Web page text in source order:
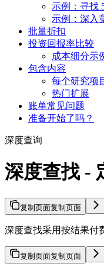
示例：寻找
示例：深入
批量折扣
投资回报率比较
成本细分示
包含内容
每个研究项
热门扩展
账单常见问题
准备开始了吗？
深度查询
深度查找 -
复制页面复制页面
深度查找采用按结果付
复制页面复制页面